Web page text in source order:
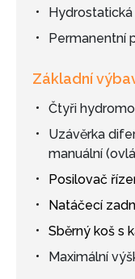
Permanentní
Základní
Čtyři
Uzávěrka
manuální
Posilovač
Natáčecí
Sběrný koš s
Maximální